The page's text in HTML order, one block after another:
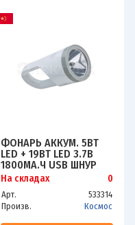
ФОНАРЬ АККУМ. 5ВТ
LED + 19ВТ LED 3.7В
1800МА.Ч USB ШНУР
КОСМОС
KOSACCU9105W_PEARL
На складах 0
Арт.
533314
Произв.
Космос